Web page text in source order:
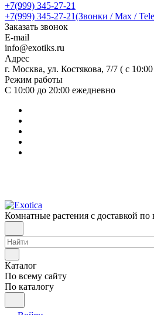
+7(999) 345-27-21
+7(999) 345-27-21(Звонки / Max /
Заказать звонок
E-mail
info@exotiks.ru
Адрес
г. Москва, ул. Костякова, 7/7 ( с
Режим работы
С 10:00 до 20:00 ежедневно
Комнатные растения с доставкой по
Каталог
По всему сайту
По каталогу